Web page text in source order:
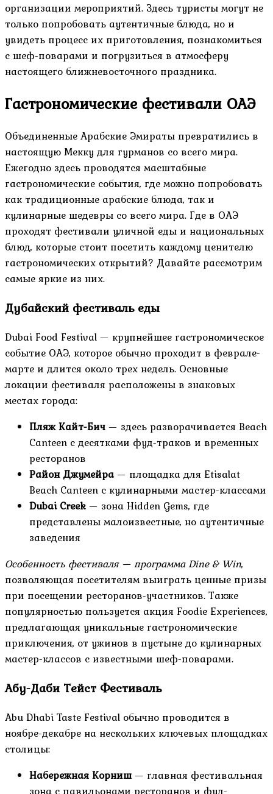
организации мероприятий. Здесь туристы могут не
только попробовать аутентичные блюда, но и
увидеть процесс их приготовления, познакомиться
с шеф-поварами и погрузиться в атмосферу
настоящего ближневосточного праздника.
Гастрономические фестивали ОАЭ
Объединенные Арабские Эмираты превратились в
настоящую Мекку для гурманов со всего мира.
Ежегодно здесь проводятся масштабные
гастрономические события, где можно попробовать
как традиционные арабские блюда, так и
кулинарные шедевры со всего мира. Где в ОАЭ
проходят фестивали уличной еды и национальных
блюд, которые стоит посетить каждому ценителю
гастрономических открытий? Давайте рассмотрим
самые яркие из них.
Дубайский фестиваль еды
Dubai Food Festival — крупнейшее гастрономическое
событие ОАЭ, которое обычно проходит в феврале-
марте и длится около трех недель. Основные
локации фестиваля расположены в знаковых
местах города:
Пляж Кайт-Бич — здесь разворачивается Beach
Canteen с десятками фуд-траков и временных
ресторанов
Район Джумейра— площадка для Etisalat
Beach Canteen с кулинарными мастер-классами
Dubai Creek — зона Hidden Gems, где
представлены малоизвестные, но аутентичные
заведения
Особенность фестиваля — программа Dine & Win,
позволяющая посетителям выиграть ценные призы
при посещении ресторанов-участников. Также
популярностью пользуется акция Foodie Experiences,
предлагающая уникальные гастрономические
приключения, от ужинов в пустыне до кулинарных
мастер-классов с известными шеф-поварами.
Абу-Даби Тейст Фестиваль
Abu Dhabi Taste Festival обычно проводится в
ноябре-декабре на нескольких ключевых площадках
столицы:
Набережная Корниш— главная фестивальная
зона с павильонами ресторанов и фуд-